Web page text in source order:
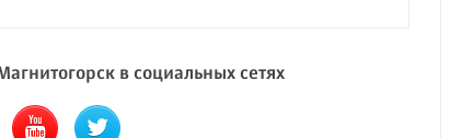
в социальных сетях